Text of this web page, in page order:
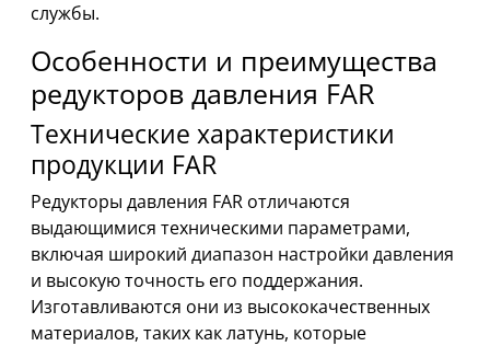
службы.
Особенности и преимущества
редукторов давления FAR
Технические характеристики
продукции FAR
Редукторы давления FAR отличаются
выдающимися техническими параметрами,
включая широкий диапазон настройки давления
и высокую точность его поддержания.
Изготавливаются они из высококачественных
материалов, таких как латунь, которые